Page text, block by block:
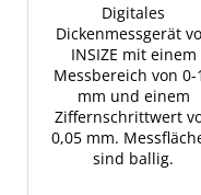
Digitales
Dickenmessgerät
INSIZE mit einem
Messbereich von 0-
mm und einem
Ziffernschrittwert
0,05 mm.
sind ballig.